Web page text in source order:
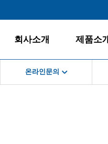
회사소개
회사소개
제품소
온라인문의